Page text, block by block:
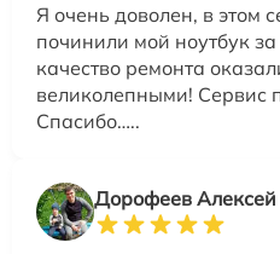
Я очень доволен, в этом
починили мой ноутбук
качество ремонта
великолепными! Сервис
Спасибо…..
Дорофеев Алексей